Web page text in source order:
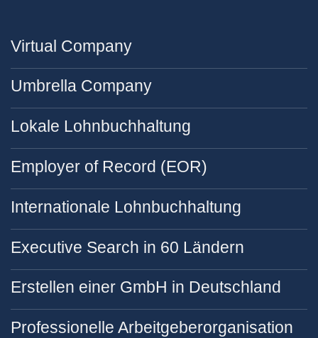
Virtual Company
Umbrella Company
Lokale Lohnbuchhaltung
Employer of Record (EOR)
Internationale Lohnbuchhaltung
Executive Search in 60 Ländern
Erstellen einer GmbH in Deutschland
Professionelle Arbeitgeberorganisation